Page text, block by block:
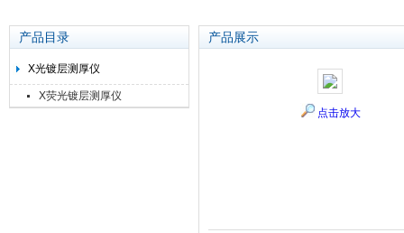
产品目录
X光镀层测厚仪
X荧光镀层测厚仪
产品展示
点击放大